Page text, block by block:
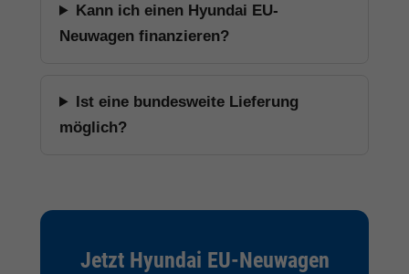
Kann ich einen Hyundai EU-
Neuwagen finanzieren?
Ist eine bundesweite Lieferung
möglich?
Jetzt Hyundai EU-Neuwagen